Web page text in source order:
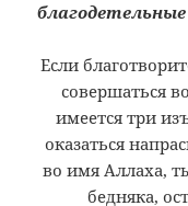
Если
совершаться
имеется три
оказаться
во имя Аллаха,
бедняка,